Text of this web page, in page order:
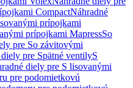
CompactNáhradné
prípojkami
prípojkami MapressSo
pre So závitovými
pre Spätné ventilyS
diely pre S lisovanými
pre podomietkovú